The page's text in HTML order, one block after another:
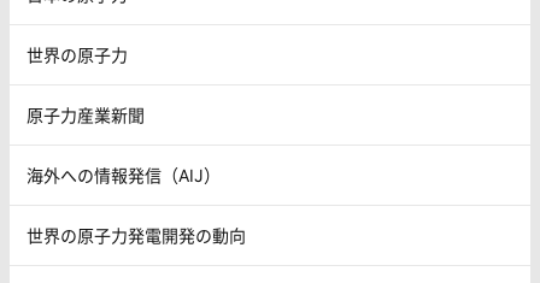
世界の原子力
原子力産業新聞
海外への情報発信（AIJ）
世界の原子力発電開発の動向